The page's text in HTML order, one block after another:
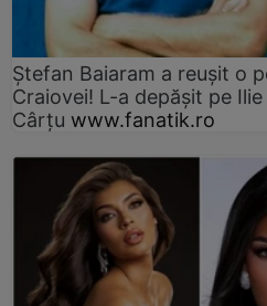
Ștefan Baiaram a reușit o
Craiovei! L-a depășit pe
Cârțu www.fanatik.ro